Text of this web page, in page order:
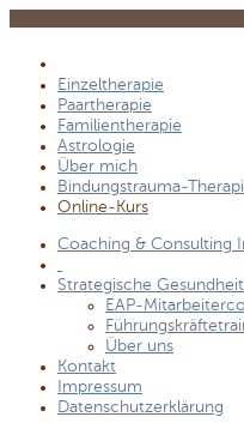
Einzeltherapie
Paartherapie
Familientherapie
Astrologie
Über mich
Bindungstrauma-
Online-Kurs
Coaching & Consulting
Strategische
EAP-
Über uns
Kontakt
Impressum
Datenschutzerklärung